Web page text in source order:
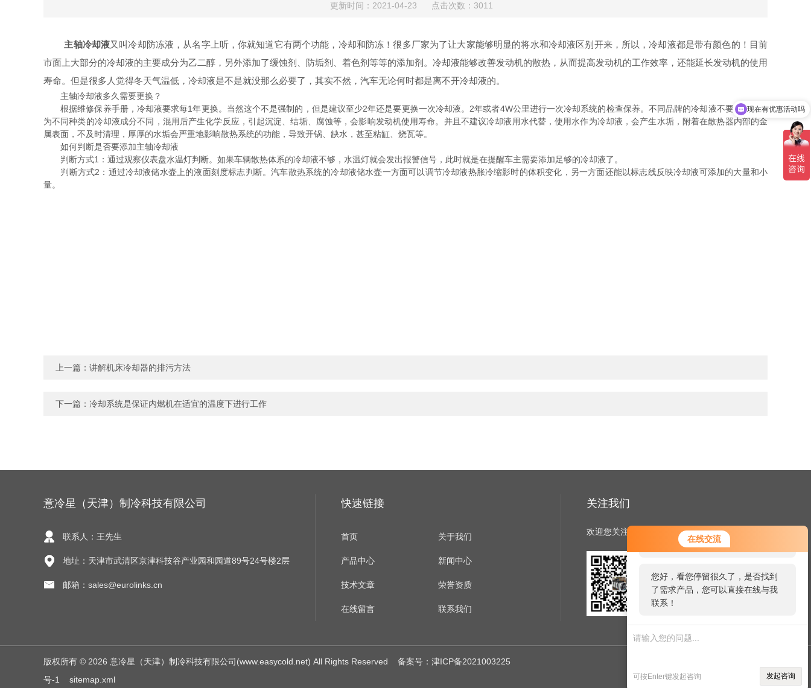
在线交流
您好！欢迎前来咨询，很高兴为您
服务，请问您要咨询什么问题呢？
您好，看您停留很久了，是否找到
了需求产品，您可以直接在线与我
联系！
可按Enter键发起咨询 发起咨询
更新时间：2021-04-23 点击次数：3011
主轴冷却液又叫冷却防冻液，从名字上听，你就知道它有两个功能，冷却和防冻！很多厂家为了让大家能够明显的将水和冷却液区别开来，所以，冷却液都是带有颜色的！目前
市面上大部分的冷却液的主要成分为乙二醇，另外添加了缓蚀剂、防垢剂、着色剂等等的添加剂。冷却液能够改善发动机的散热，从而提高发动机的工作效率，还能延长发动机的使用
寿命。但是很多人觉得冬天气温低，冷却液是不是就没那么必要了，其实不然，汽车无论何时都是离不开冷却液的。
主轴冷却液多久需要更换？
根据维修保养手册，冷却液要求每1年更换。当然这个不是强制的，但是建议至少2年还是要更换一次冷却液。2年或者4W公里进行一次冷却系统的检查保养。不同品牌的冷却液不要混用，因
为不同种类的冷却液成分不同，混用后产生化学反应，引起沉淀、结垢、腐蚀等，会影响发动机使用寿命。并且不建议冷却液用水代替，使用水作为冷却液，会产生水垢，附着在散热器内部的金
属表面，不及时清理，厚厚的水垢会严重地影响散热系统的功能，导致开锅、缺水，甚至粘缸、烧瓦等。
如何判断是否要添加主轴冷却液
判断方式1：通过观察仪表盘水温灯判断。如果车辆散热体系的冷却液不够，水温灯就会发出报警信号，此时就是在提醒车主需要添加足够的冷却液了。
判断方式2：通过冷却液储水壶上的液面刻度标志判断。汽车散热系统的冷却液储水壶一方面可以调节冷却液热胀冷缩影时的体积变化，另一方面还能以标志线反映冷却液可添加的大量和小
量。
上一篇： 讲解机床冷却器的排污方法
下一篇： 冷却系统是保证内燃机在适宜的温度下进行工作
意冷星（天津）制冷科技有限公司
联系人：王先生
地址：天津市武清区京津科技谷产业园和园道89号24号楼2层
邮箱：sales@eurolinks.cn
快速链接
首页 关于我们
产品中心 新闻中心
技术文章 荣誉资质
在线留言 联系我们
关注我们
欢迎您关注我们的微信公众号了解更多信息
扫一扫
关注我们
版权所有 © 2026 意冷星（天津）制冷科技有限公司(www.easycold.net) All Rights Reserved 备案号：津ICP备2021003225
号-1
sitemap.xml
现在有优惠活动吗